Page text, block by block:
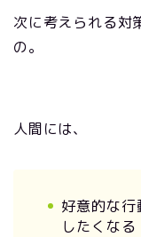
次に考えられる対
の。
人間には、
好意的な
したくなる